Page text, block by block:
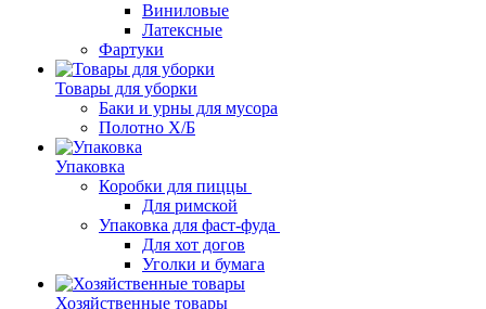
Виниловые
Латексные
Фартуки
Товары для уборки
Баки и урны для мусора
Полотно Х/Б
Упаковка
Коробки для пиццы
Для римской
Упаковка для фаст-фуда
Для хот догов
Уголки и бумага
Хозяйственные товары